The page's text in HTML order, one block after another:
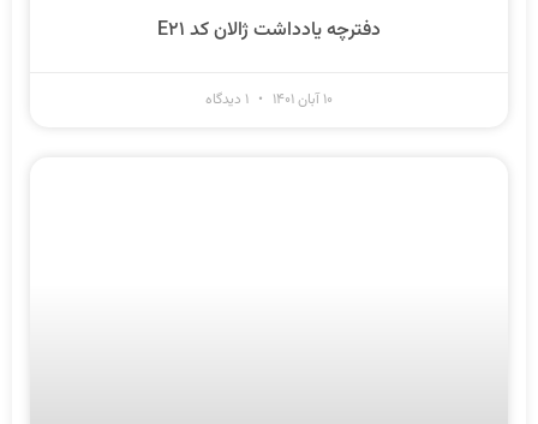
دفترچه یادداشت ژالان کد E۲۱
۱۰ آبان ۱۴۰۱